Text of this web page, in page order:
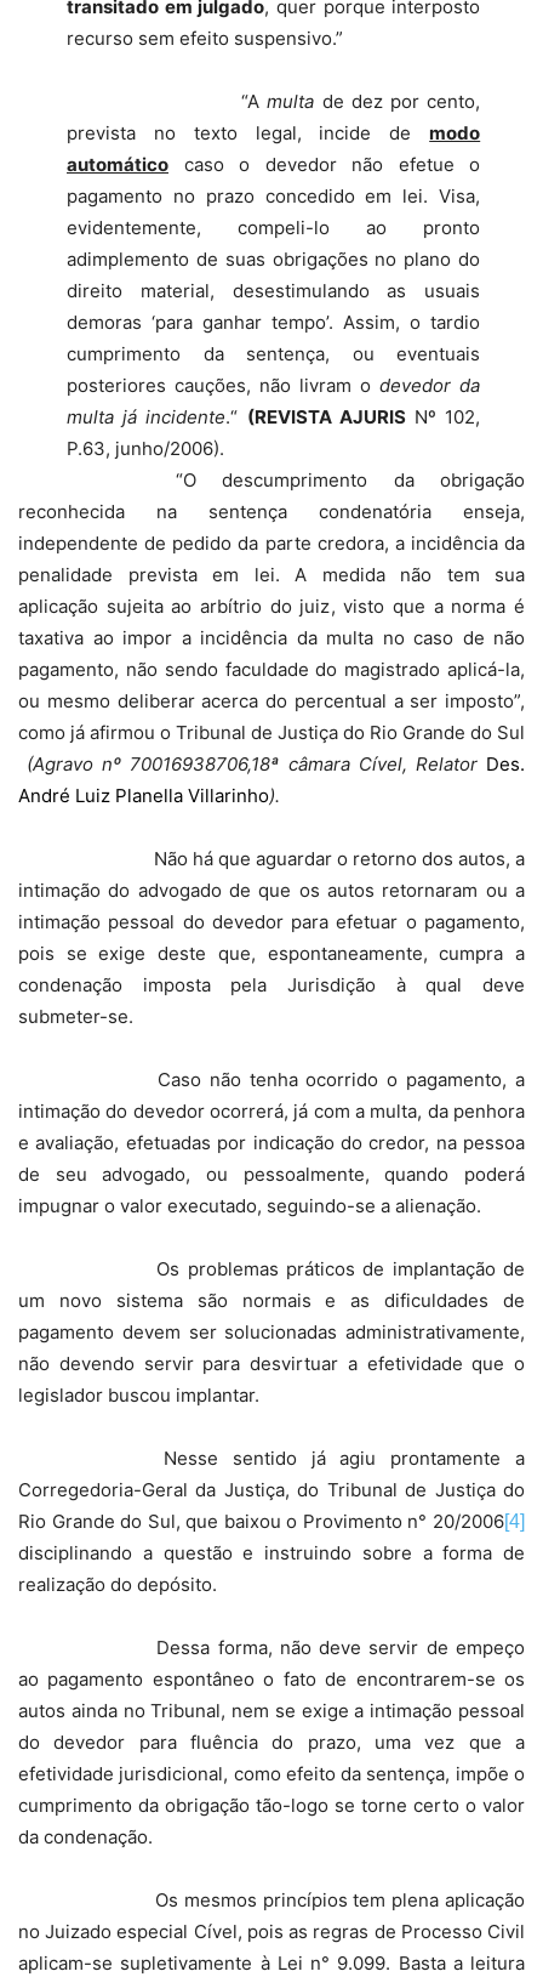
transitado em julgado, quer porque interposto
recurso sem efeito suspensivo.”
“Amulta de dez por cento,
prevista no texto legal, incide demodo
automático caso o devedor não efetue o
pagamento no prazo concedidoem lei. Visa,
evidentemente, compeli-lo ao pronto
adimplemento de suas obrigações no plano do
direito material, desestimulando as usuais
demoras ‘para ganhar tempo’. Assim, o tardio
cumprimento da sentença, ou eventuais
posteriores cauções, não livram odevedor da
multa já incidente.“ (REVISTA AJURISNº 102,
P.63, junho/2006).
“O descumprimento da obrigação
reconhecida na sentença condenatória enseja,
independente de pedido da parte credora, a incidência da
penalidade prevista em lei. A medida não tem sua
aplicação sujeita ao arbítrio do juiz, visto que a norma é
taxativa ao impor a incidência da multa no caso de não
pagamento, não sendo faculdade do magistrado aplicá-la,
ou mesmo deliberar acerca do percentual a ser imposto”,
como já afirmou o Tribunal de Justiça do Rio Grande do Sul
(Agravo nº 70016938706,18ª câmara Cível, Relator Des.
André Luiz Planella Villarinho).
Não há que aguardar o retorno dos autos, a
intimação do advogado de que os autos retornaram ou a
intimação pessoal do devedor para efetuar o pagamento,
pois se exige deste que, espontaneamente, cumpra a
condenação imposta pela Jurisdição à qual deve
submeter-se.
Caso não tenha ocorrido o pagamento, a
intimação do devedor ocorrerá, já com a multa, da penhora
e avaliação, efetuadas por indicação do credor, na pessoa
de seu advogado, ou pessoalmente, quando poderá
impugnar o valor executado, seguindo-se a alienação.
Os problemas práticos de implantação de
um novo sistema são normais e as dificuldades de
pagamento devem ser solucionadas administrativamente,
não devendo servir para desvirtuar a efetividade que o
legislador buscou implantar.
Nesse sentido já agiu prontamente a
Corregedoria-Geral da Justiça, do Tribunal de Justiça do
Rio Grande do Sul, que baixou o Provimento n° 20/2006[4]
disciplinando a questão e instruindo sobre a forma de
realização do depósito.
Dessa forma, não deve servir de empeço
ao pagamento espontâneo o fato de encontrarem-se os
autos ainda no Tribunal, nem se exige a intimação pessoal
do devedor para fluência do prazo, uma vez que a
efetividade jurisdicional, como efeito da sentença, impõe o
cumprimento da obrigação tão-logo se torne certo o valor
da condenação.
Os mesmos princípios tem plena aplicação
no Juizado especial Cível, pois as regras de Processo Civil
aplicam-se supletivamente à Lei n° 9.099. Basta a leitura